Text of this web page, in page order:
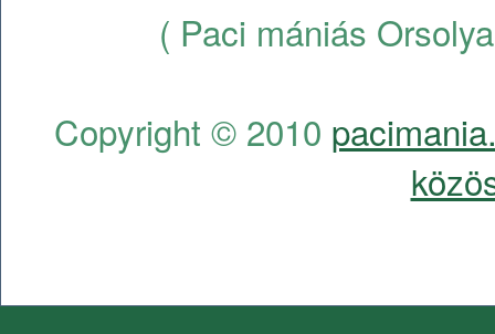
( Paci mániás
Copyright © 2010